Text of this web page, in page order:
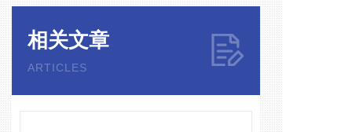
相关文章
ARTICLES